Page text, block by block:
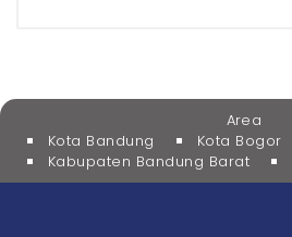
Area
Kota Bandung
Kota Bogor
Kabupaten Bandung Barat